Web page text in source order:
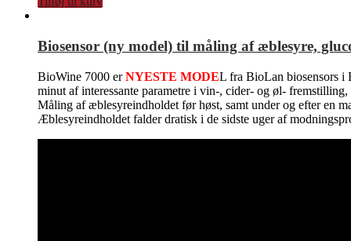
Biosensor (ny model) til måling af æblesyre,
BioWine 7000 erNYESTE MODEL fra BioLan biosensors i
minut af interessante parametre i vin-, cider- og øl-
Måling af æblesyreindholdet før høst, samt under og efter en
Æblesyreindholdet falder dratisk i de sidste uger af